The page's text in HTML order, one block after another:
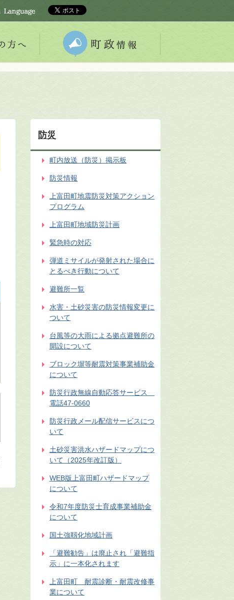
防災
町内放送（防災）掲示板
防災情報
上富田町地震防災対策アクション
プログラム
上富田町地域防災計画
緊急時の対応
弾道ミサイルが発射された場合に
とるべき行動について
避難所一覧
水害・土砂災害の防災情報変更に
ついて
台風等の大雨による拠点避難所の
開設について
ブロック塀等耐震対策事業補助金
について
防災行政無線自動応答サービス
電話47-0660
防災行政メール配信サービスにつ
いて
土砂災害洪水ハザードマップにつ
いて（2025年改訂版）
WEB版上富田町ハザードマップ
について
令和7年度防災士育成事業補助金
について
国土強靱化地域計画
「避難勧告」は廃止され「避難指
示」に一本化されます
上富田町 耐震診断・耐震改修事
業について